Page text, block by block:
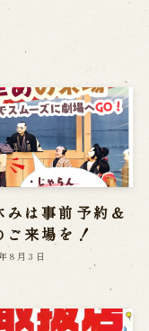
ら予約
ージへ移動します
みは事前予約＆
ご来場を！
8月3日